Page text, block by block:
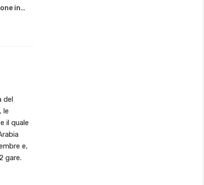
in…
del
le
il quale
e,
gare.